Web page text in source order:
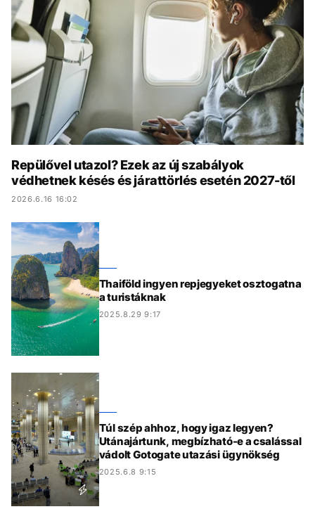
KÖZÉLET UTAZÁS
ÉLETMÓD
BESZÉLGETÉSEK
VIDEÓ TÖRTÉNETEK
GASZTRO
Repülővel utazol? Ezek az új szabályok
védhetnek késés és járattörlés esetén 2027-től
2026.6.16 16:02
Thaiföld ingyen repjegyeket osztogatna
a turistáknak
2025.8.29 9:17
Túl szép ahhoz, hogy igaz legyen?
Utánajártunk, megbízható-e a csalással
vádolt Gotogate utazási ügynökség
2025.6.8 9:15